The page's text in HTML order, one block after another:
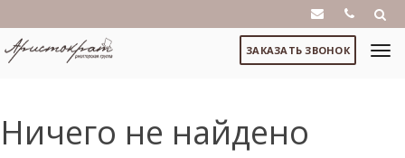
ЗАКАЗАТЬ ЗВОНОК
Ничего не найдено